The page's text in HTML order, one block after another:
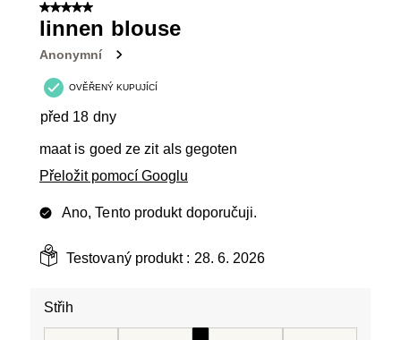
Recenzí.
5 z 5 hvězdiček.
linnen blouse
Anonymní
OVĚŘENÝ KUPUJÍCÍ
před 18 dny
maat is goed ze zit als gegoten
Přeložit pomocí Googlu
Ano, Tento produkt doporučuji.
Testovaný produkt : 28. 6. 2026
Střih